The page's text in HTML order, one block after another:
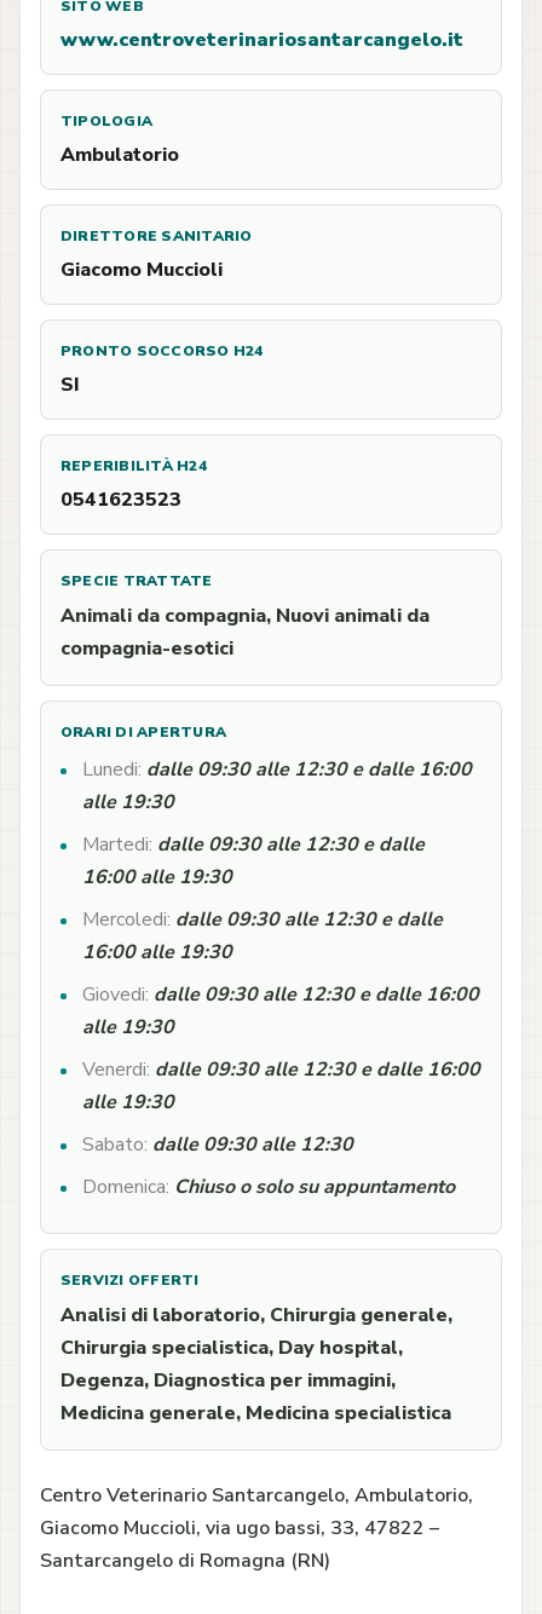
SITO WEB
www.centroveterinariosantarcangelo.it
TIPOLOGIA
Ambulatorio
DIRETTORE SANITARIO
Giacomo Muccioli
PRONTO SOCCORSO H24
SI
REPERIBILITÀ H24
0541623523
SPECIE TRATTATE
Animali da compagnia, Nuovi animali da
compagnia-esotici
ORARI DI APERTURA
Lunedi: dalle 09:30 alle 12:30 e dalle 16:00
alle 19:30
Martedi: dalle 09:30 alle 12:30 e dalle
16:00 alle 19:30
Mercoledi: dalle 09:30 alle 12:30 e dalle
16:00 alle 19:30
Giovedi: dalle 09:30 alle 12:30 e dalle 16:00
alle 19:30
Venerdi: dalle 09:30 alle 12:30 e dalle 16:00
alle 19:30
Sabato: dalle 09:30 alle 12:30
Domenica: Chiuso o solo su appuntamento
SERVIZI OFFERTI
Analisi di laboratorio, Chirurgia generale,
Chirurgia specialistica, Day hospital,
Degenza, Diagnostica per immagini,
Medicina generale, Medicina specialistica
Centro Veterinario Santarcangelo, Ambulatorio,
Giacomo Muccioli, via ugo bassi, 33, 47822 –
Santarcangelo di Romagna (RN)